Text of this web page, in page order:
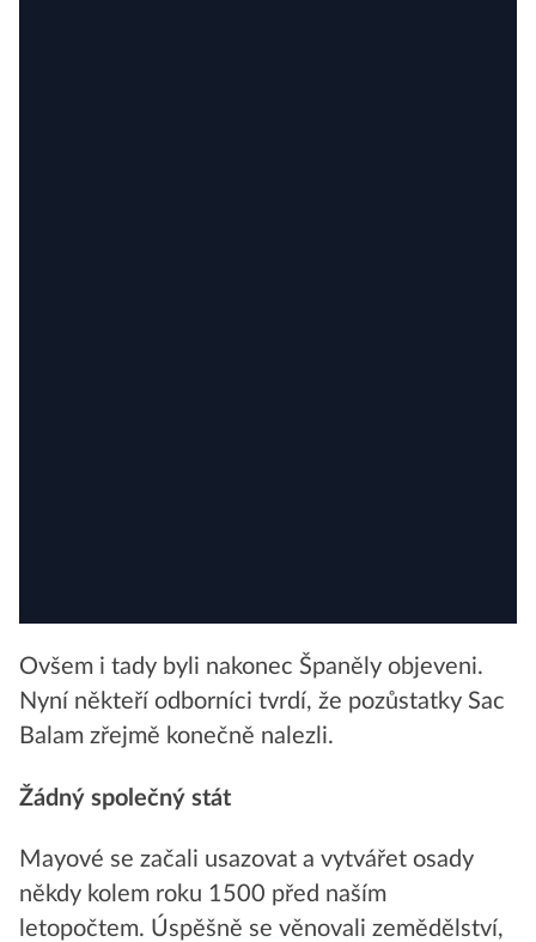
Ovšem i tady byli nakonec Španěly objeveni.
Nyní někteří odborníci tvrdí, že pozůstatky Sac
Balam zřejmě konečně nalezli.
Žádný společný stát
Mayové se začali usazovat a vytvářet osady
někdy kolem roku 1500 před naším
letopočtem. Úspěšně se věnovali zemědělství,